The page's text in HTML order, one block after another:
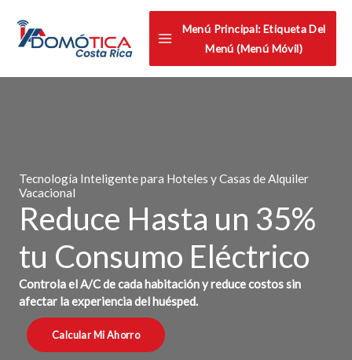
Menú Principal: Etiqueta Del
Menú (menú Móvil)
Tecnología Inteligente para Hoteles y Casas de Alquiler
Vacacional
Reduce Hasta un 35%
tu Consumo Eléctrico
Controla el A/C de cada habitación y reduce costos sin
afectar la experiencia del huésped.
Calcular Mi Ahorro